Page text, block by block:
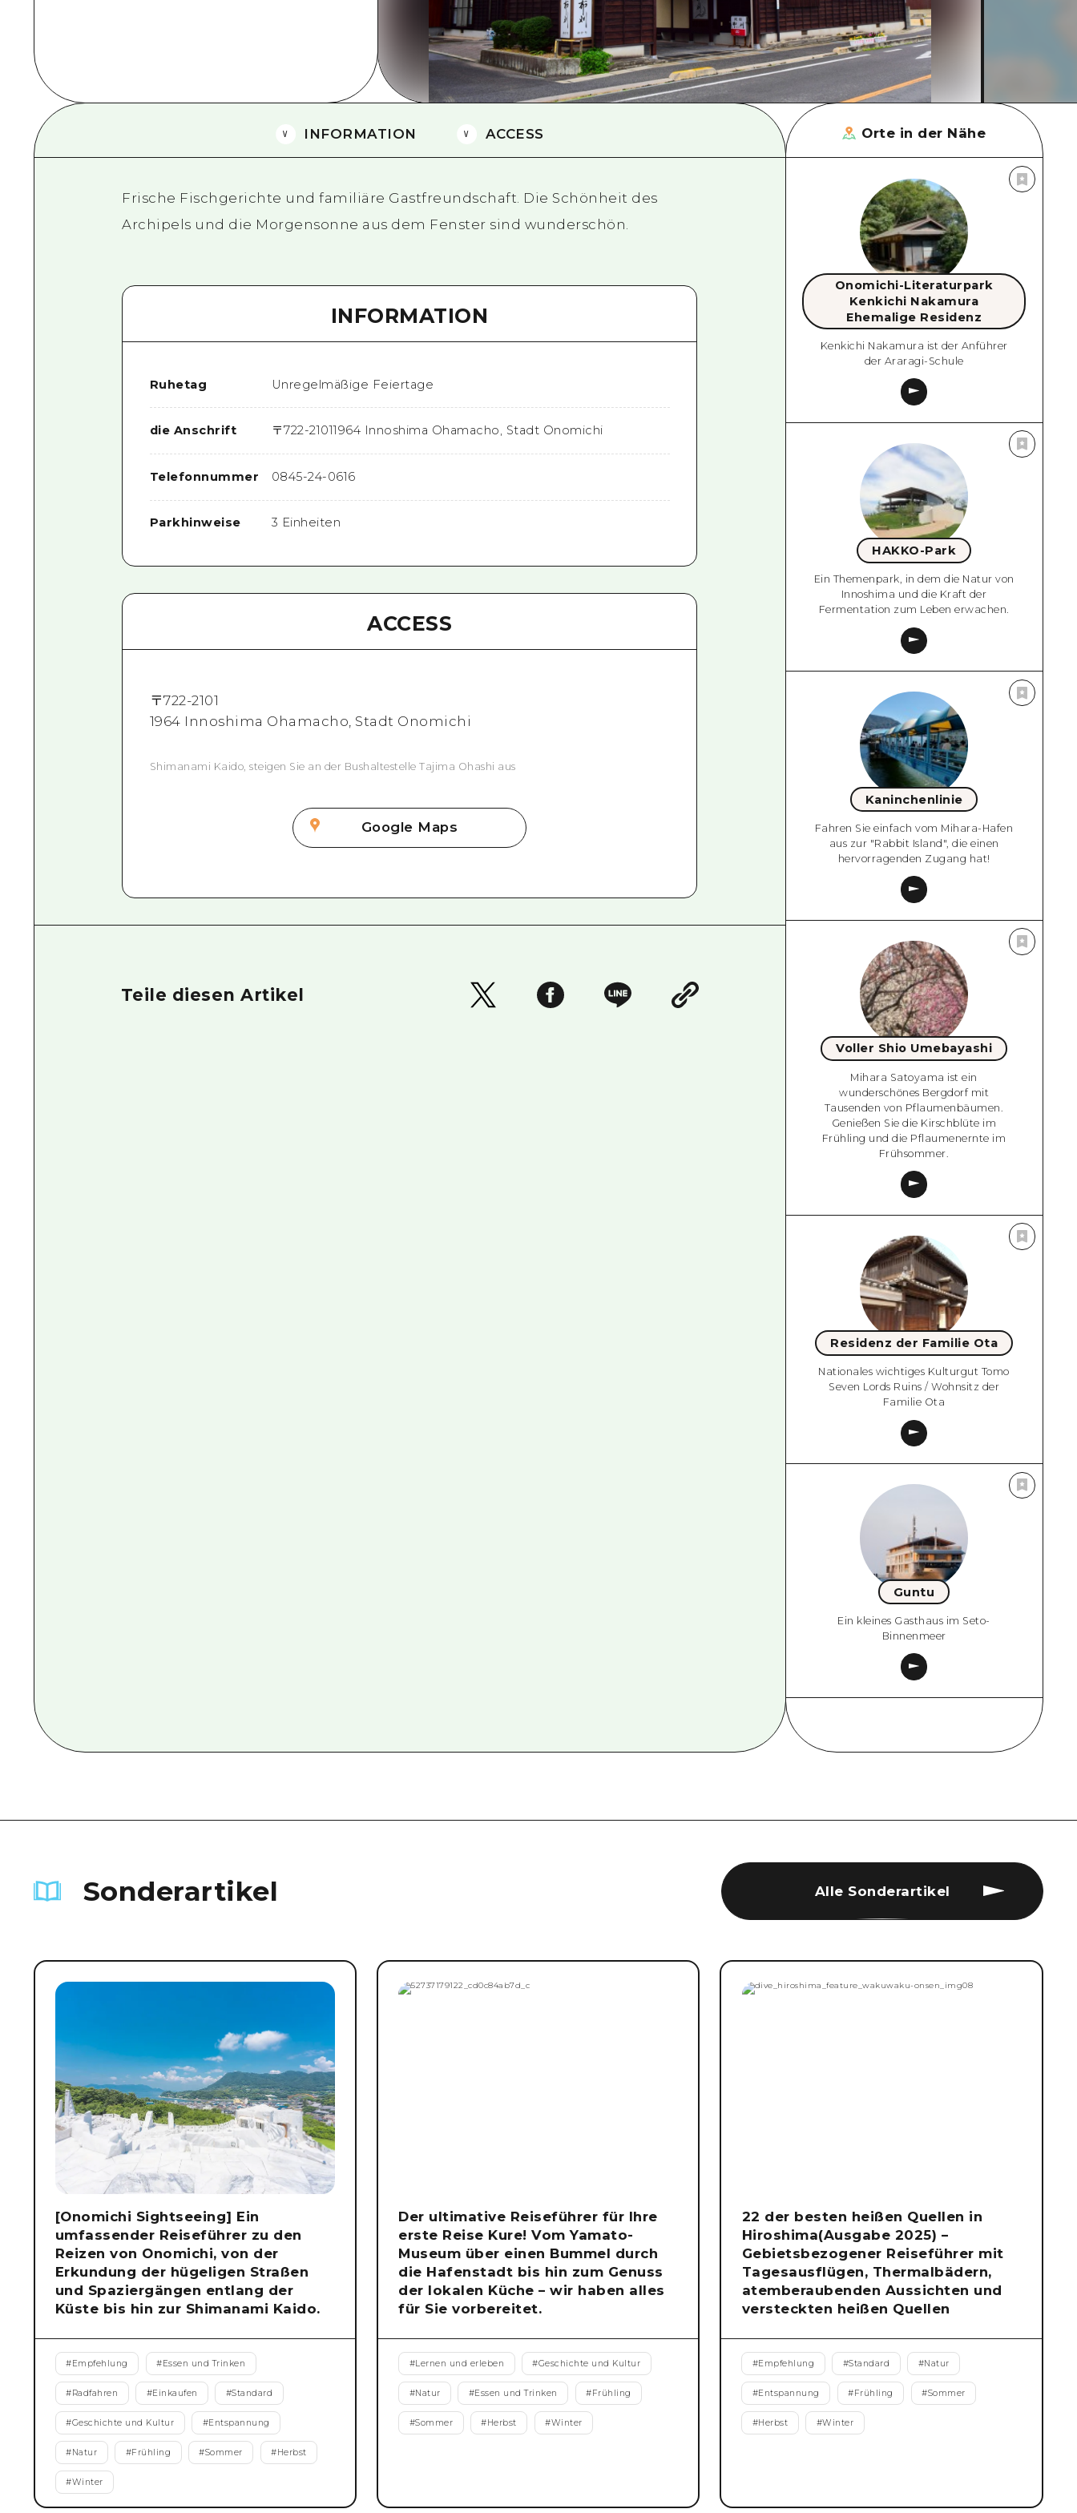
Östliches Yamaguchi
Ehime
Shimane
INFORMATION ACCESS
Frische Fischgerichte und familiäre Gastfreundschaft. Die Schönheit des
Archipels und die Morgensonne aus dem Fenster sind wunderschön.
INFORMATION
Ruhetag Unregelmäßige Feiertage
die Anschrift 〒722-21011964 Innoshima Ohamacho, Stadt Onomichi
Telefonnummer 0845-24-0616
Parkhinweise 3 Einheiten
ACCESS
〒722-2101
1964 Innoshima Ohamacho, Stadt Onomichi
Shimanami Kaido, steigen Sie an der Bushaltestelle Tajima Ohashi aus
Google Maps
Teile diesen Artikel
Orte in der Nähe
Onomichi-Literaturpark
Kenkichi Nakamura
Ehemalige Residenz
Kenkichi Nakamura ist der Anführer
der Araragi-Schule
HAKKO-Park
Ein Themenpark, in dem die Natur von
Innoshima und die Kraft der
Fermentation zum Leben erwachen.
Kaninchenlinie
Fahren Sie einfach vom Mihara-Hafen
aus zur "Rabbit Island", die einen
hervorragenden Zugang hat!
Voller Shio Umebayashi
Mihara Satoyama ist ein
wunderschönes Bergdorf mit
Tausenden von Pflaumenbäumen.
Genießen Sie die Kirschblüte im
Frühling und die Pflaumenernte im
Frühsommer.
Residenz der Familie Ota
Nationales wichtiges Kulturgut Tomo
Seven Lords Ruins / Wohnsitz der
Familie Ota
Guntu
Ein kleines Gasthaus im Seto-
Binnenmeer
Sonderartikel Alle Sonderartikel
[Onomichi Sightseeing] Ein
umfassender Reiseführer zu den
Reizen von Onomichi, von der
Erkundung der hügeligen Straßen
und Spaziergängen entlang der
Küste bis hin zur Shimanami Kaido.
#Empfehlung #Essen und Trinken
#Radfahren #Einkaufen #Standard
#Geschichte und Kultur #Entspannung
#Natur #Frühling #Sommer #Herbst
#Winter
Der ultimative Reiseführer für Ihre
erste Reise Kure! Vom Yamato-
Museum über einen Bummel durch
die Hafenstadt bis hin zum Genuss
der lokalen Küche – wir haben alles
für Sie vorbereitet.
#Lernen und erleben #Geschichte und Kultur
#Natur #Essen und Trinken #Frühling
#Sommer #Herbst #Winter
22 der besten heißen Quellen in
Hiroshima(Ausgabe 2025) –
Gebietsbezogener Reiseführer mit
Tagesausflügen, Thermalbädern,
atemberaubenden Aussichten und
versteckten heißen Quellen
#Empfehlung #Standard #Natur
#Entspannung #Frühling #Sommer
#Herbst #Winter